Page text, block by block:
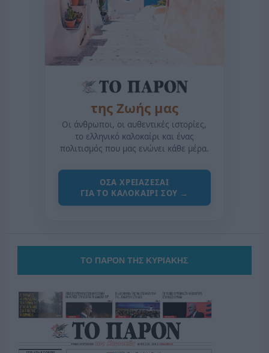
της Ζωής μας
Οι άνθρωποι, οι αυθεντικές ιστορίες,
το ελληνικό καλοκαίρι και ένας
πολιτισμός που μας ενώνει κάθε μέρα.
ΟΣΑ ΧΡΕΙΑΖΕΣΑΙ
ΓΙΑ ΤΟ ΚΑΛΟΚΑΙΡΙ ΣΟΥ →
ΤΟ ΠΑΡΟΝ ΤΗΣ ΚΥΡΙΑΚΗΣ